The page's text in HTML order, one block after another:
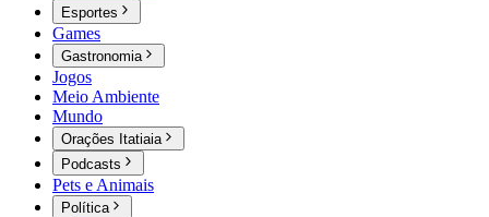
Esportes
Games
Gastronomia
Jogos
Meio Ambiente
Mundo
Orações Itatiaia
Podcasts
Pets e Animais
Política